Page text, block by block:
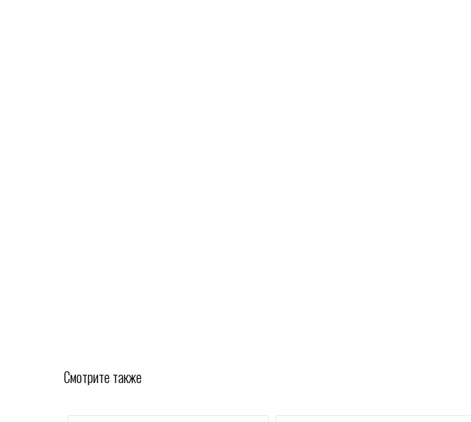
Смотрите также